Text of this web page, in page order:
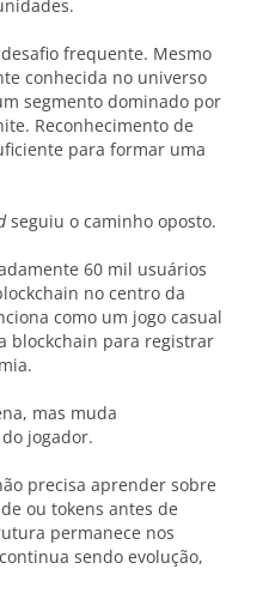
frequente. Mesmo
conhecida no universo
segmento dominado por
Reconhecimento de
para formar uma
seguiu o caminho oposto.
60 mil usuários
no centro da
como um jogo casual
blockchain para registrar
mas muda
jogador.
precisa aprender sobre
ou tokens antes de
permanece nos
sendo evolução,